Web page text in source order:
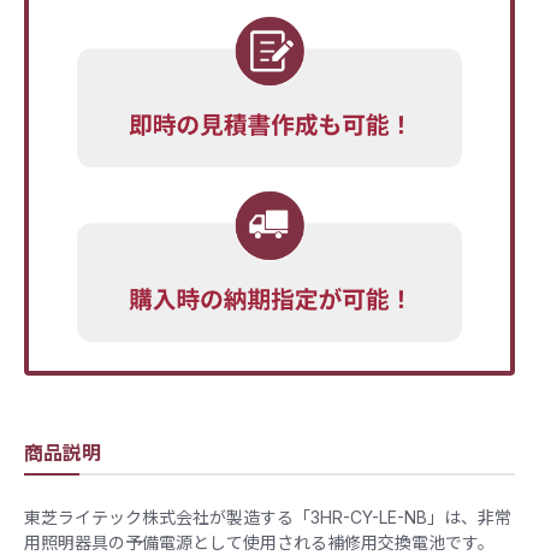
商品説明
東芝ライテック株式会社が製造する「3HR-CY-LE-NB」は、非常
用照明器具の予備電源として使用される補修用交換電池です。